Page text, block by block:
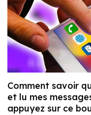
Comment savoir
et lu mes
appuyez sur ce